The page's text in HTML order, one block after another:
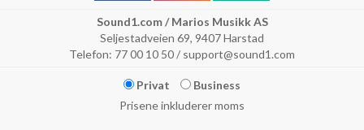
Sound1.com / Marios Musikk AS
Seljestadveien 69, 9407 Harstad
Telefon: 77 00 10 50 / support@sound1.com
Privat
Business
Prisene inkluderer moms